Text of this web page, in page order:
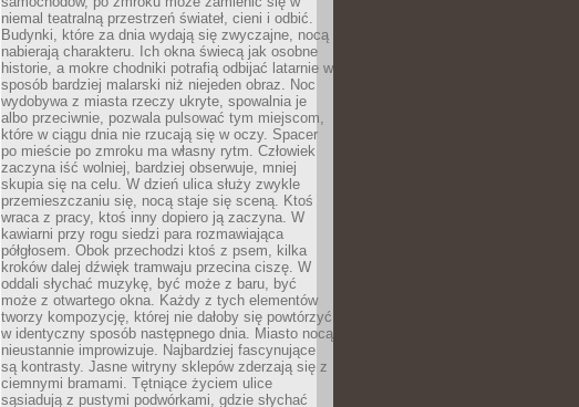
niemal teatralną przestrzeń świateł, cieni i odbić.
Budynki, które za dnia wydają się zwyczajne, nocą
nabierają charakteru. Ich okna świecą jak osobne
historie, a mokre chodniki potrafią odbijać latarnie w
sposób bardziej malarski niż niejeden obraz. Noc
wydobywa z miasta rzeczy ukryte, spowalnia je
albo przeciwnie, pozwala pulsować tym miejscom,
które w ciągu dnia nie rzucają się w oczy. Spacer
po mieście po zmroku ma własny rytm. Człowiek
zaczyna iść wolniej, bardziej obserwuje, mniej
skupia się na celu. W dzień ulica służy zwykle
przemieszczaniu się, nocą staje się sceną. Ktoś
wraca z pracy, ktoś inny dopiero ją zaczyna. W
kawiarni przy rogu siedzi para rozmawiająca
półgłosem. Obok przechodzi ktoś z psem, kilka
kroków dalej dźwięk tramwaju przecina ciszę. W
oddali słychać muzykę, być może z baru, być
może z otwartego okna. Każdy z tych elementów
tworzy kompozycję, której nie dałoby się powtórzyć
w identyczny sposób następnego dnia. Miasto nocą
nieustannie improwizuje. Najbardziej fascynujące
są kontrasty. Jasne witryny sklepów zderzają się z
ciemnymi bramami. Tętniące życiem ulice
sąsiadują z pustymi podwórkami, gdzie słychać